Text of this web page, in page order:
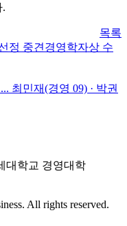
.
목록
정 중견경영학자상 수
최민재(경영 09) · 박권
대학교 경영대학
All rights reserved.